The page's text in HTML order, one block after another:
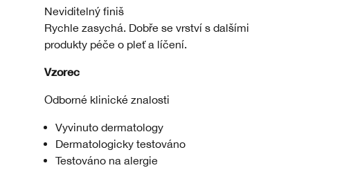
Neviditelný finiš
Rychle zasychá. Dobře se vrství s dalšími
produkty péče o pleť a líčení.
Vzorec
Odborné klinické znalosti
Vyvinuto dermatology
Dermatologicky testováno
Testováno na alergie